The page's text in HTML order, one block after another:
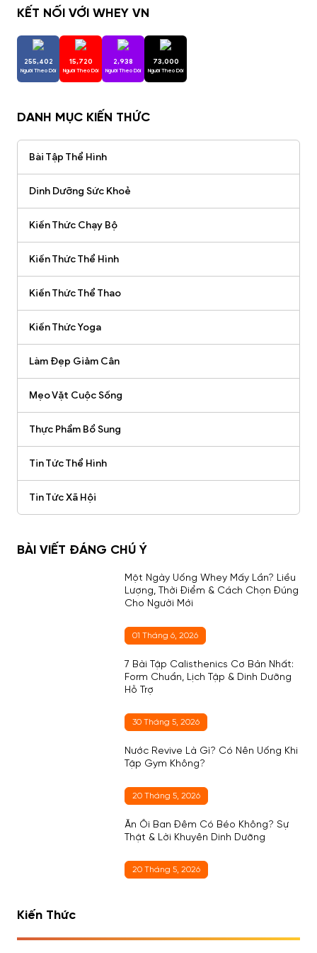
KẾT NỐI VỚI WHEY VN
255,402
Người Theo Dõi
15,720
Người Theo Dõi
2,938
Người Theo Dõi
73,000
Người Theo Dõi
DANH MỤC KIẾN THỨC
Bài Tập Thể Hình
Dinh Dưỡng Sức Khoẻ
Kiến Thức Chạy Bộ
Kiến Thức Thể Hình
Kiến Thức Thể Thao
Kiến Thức Yoga
Làm Đẹp Giảm Cân
Mẹo Vặt Cuộc Sống
Thực Phẩm Bổ Sung
Tin Tức Thể Hình
Tin Tức Xã Hội
BÀI VIẾT ĐÁNG CHÚ Ý
Một Ngày Uống Whey Mấy Lần? Liều
Lượng, Thời Điểm & Cách Chọn Đúng
Cho Người Mới
01 Tháng 6, 2026
7 Bài Tập Calisthenics Cơ Bản Nhất:
Form Chuẩn, Lịch Tập & Dinh Dưỡng
Hỗ Trợ
30 Tháng 5, 2026
Nước Revive Là Gì? Có Nên Uống Khi
Tập Gym Không?
20 Tháng 5, 2026
Ăn Ổi Ban Đêm Có Béo Không? Sự
Thật & Lời Khuyên Dinh Dưỡng
20 Tháng 5, 2026
Kiến Thức